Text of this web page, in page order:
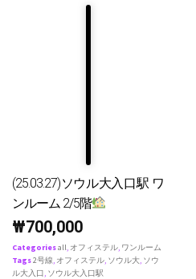
(25.03.27)ソウル大入口駅 ワ
ンルーム 2/5階
₩700,000
Categoriesall, オフィステル, ワンルーム
Tags2号線, オフィステル, ソウル大, ソウ
ル大入口, ソウル大入口駅